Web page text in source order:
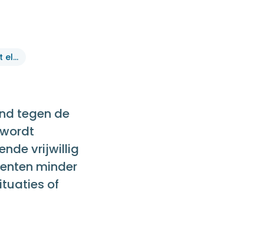
Flexibel gebruik van het elektriciteitsnet
tegen de
vrijwillig
minder
of